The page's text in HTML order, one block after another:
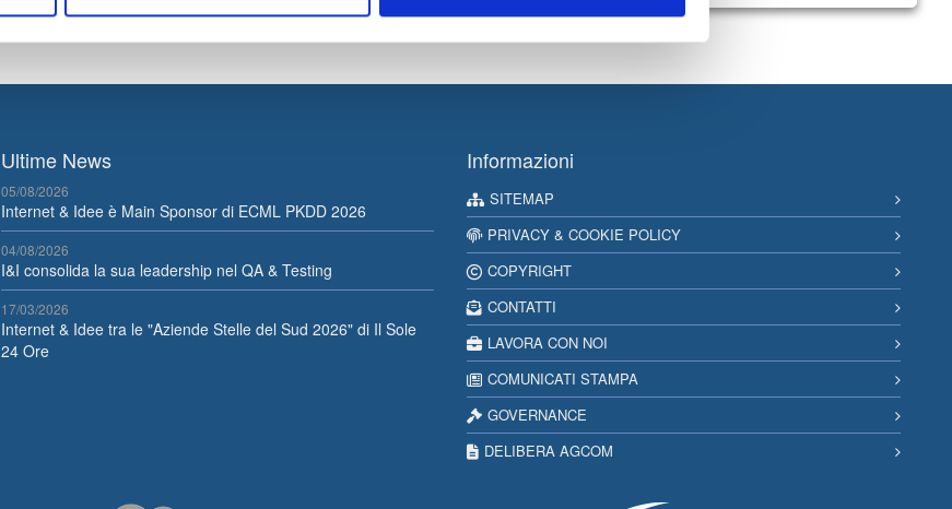
Ultime News
05/08/2026
Internet & Idee è Main Sponsor di ECML PKDD 2026
04/08/2026
I&I consolida la sua leadership nel QA & Testing
17/03/2026
Internet & Idee tra le "Aziende Stelle del Sud 2026" di Il Sole
24 Ore
Informazioni
SITEMAP
PRIVACY & COOKIE POLICY
COPYRIGHT
CONTATTI
LAVORA CON NOI
COMUNICATI STAMPA
GOVERNANCE
DELIBERA AGCOM